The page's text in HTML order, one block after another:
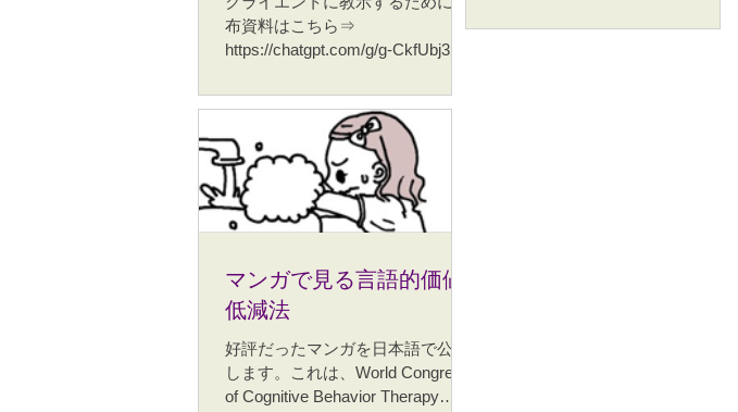
末や文章内に載せた資料は
をもとにしているため、ジョーク
が日本向けではなく、さぶーいで
すがお許しください。
回聞くとより頭に残りやすいと思
布資料はこちら⇒
https://chatgpt.com/g/g-CkfUbj3HJ-
に動くのか、例を紹介します。私
が入力した部分は黄色くマーカー
つけています。 問題をください...
けど付き合ってみたら、こんな感
マンガで見る言語的価値
低減法
好評だったマンガを日本語で公開
します。これは、World Congress
of Cognitive Behavior Therapy